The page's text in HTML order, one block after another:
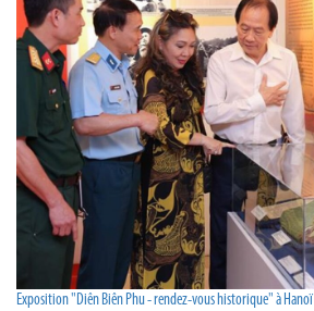
Exposition "Diên Biên Phu - rendez-vous historique" à Hanoï